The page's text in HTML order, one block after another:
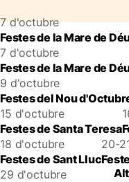
7 d'octubre
Festes de la Mare de
7 d'octubre
Festes de la Mare de
9 d'octubre
Festes del Nou
15 d'octubre
Festes de Santa Teresa
18 d'octubre
Festes de Sant Lluc
20-
29 d'octubre